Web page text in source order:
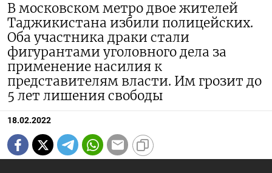
В московском метро двое жителей
Таджикистана избили полицейских.
Оба участника драки стали
фигурантами уголовного дела за
применение насилия к
представителям власти. Им грозит до
5 лет лишения свободы
18.02.2022